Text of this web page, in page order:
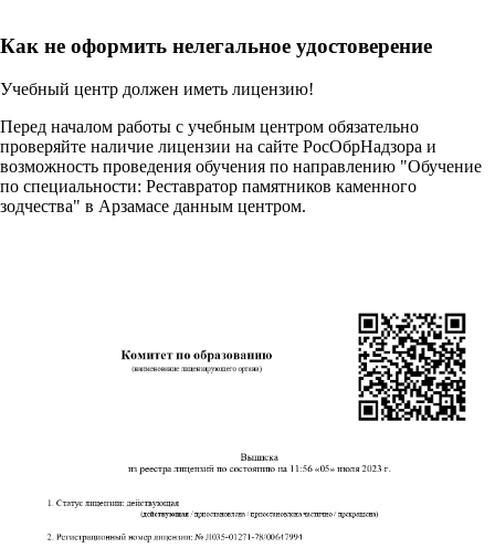
Как не оформить нелегальное удостоверение
Учебный центр должен иметь лицензию!
Перед началом работы с учебным центром обязательно
проверяйте наличие лицензии на сайте РосОбрНадзора и
возможность проведения обучения по направлению "Обучение
по специальности: Реставратор памятников каменного
зодчества" в Арзамасе данным центром.